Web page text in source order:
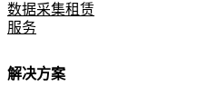
数据采集租赁
服务
解决方案